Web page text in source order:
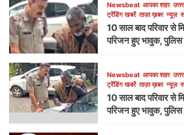
Newsbeat आपका शहर
ट्रेंडिंग खबरें ताज़ा ख़बर न्यूज़
10 साल बाद परिवार से
परिजन हुए भावुक,
Newsbeat आपका शहर
ट्रेंडिंग खबरें ताज़ा ख़बर न्यूज़
10 साल बाद परिवार से
परिजन हुए भावुक,